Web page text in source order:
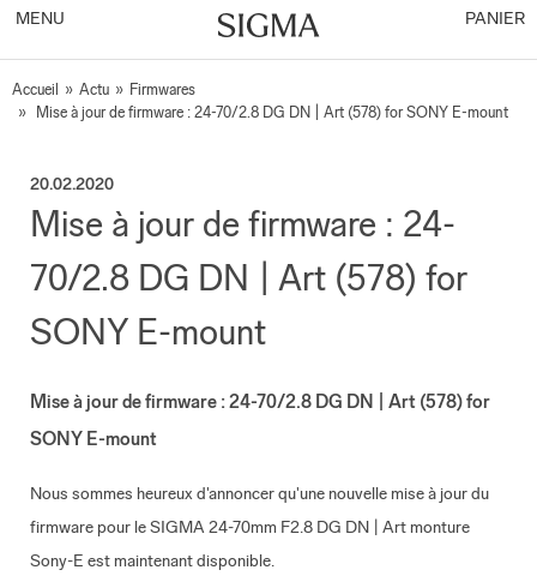
MENU PANIER
Accueil » Actu » Firmwares
»
Mise à jour de firmware : 24-70/2.8 DG DN | Art (578) for SONY E-mount
20.02.2020
Mise à jour de firmware : 24-
70/2.8 DG DN | Art (578) for
SONY E-mount
Mise à jour de firmware : 24-70/2.8 DG DN | Art (578) for
SONY E-mount
Nous sommes heureux d'annoncer qu'une nouvelle mise à jour du
firmware pour le SIGMA 24-70mm F2.8 DG DN | Art monture
Sony-E est maintenant disponible.